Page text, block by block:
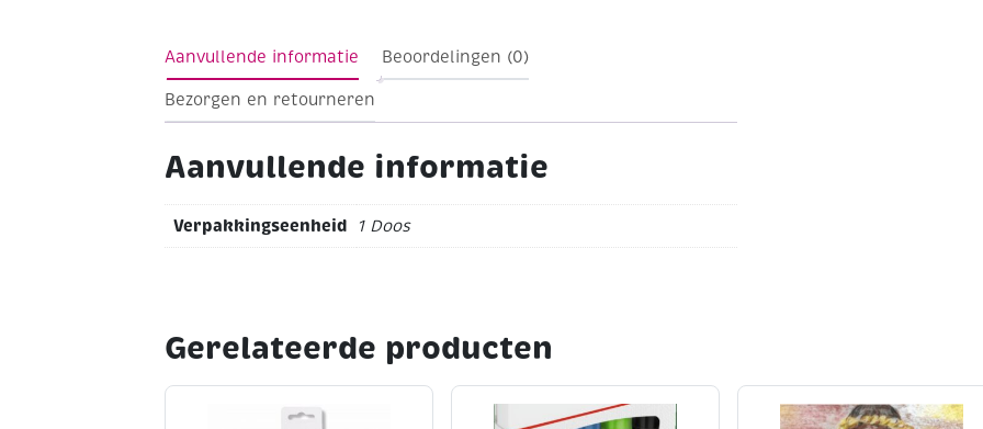
Aanvullende informatie Beoordelingen (0)
Bezorgen en retourneren
Aanvullende informatie
Verpakkingseenheid 1 Doos
Gerelateerde producten